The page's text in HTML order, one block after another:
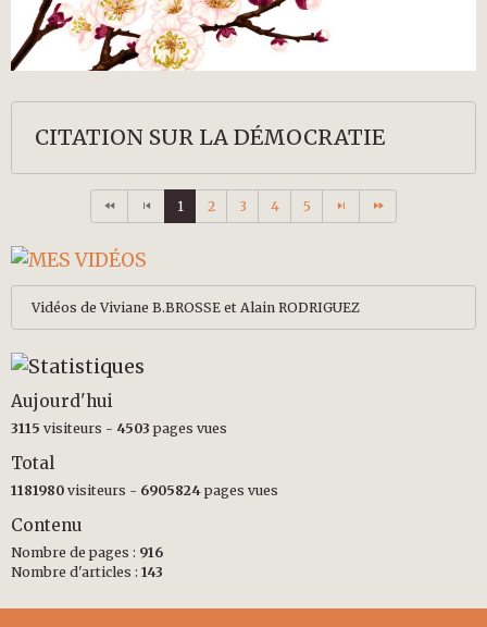
CITATION SUR LA DÉMOCRATIE
1 2 3 4 5
Vidéos de Viviane B.BROSSE et Alain RODRIGUEZ
Aujourd'hui
3115 visiteurs - 4503 pages vues
Total
1181980 visiteurs - 6905824 pages vues
Contenu
Nombre de pages : 916
Nombre d'articles : 143